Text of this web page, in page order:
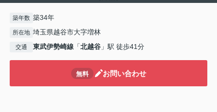
築年数 築34年
所在地 埼玉県越谷市大字増林
交通 東武伊勢崎線 「北越谷 」駅 徒歩41分
無料 お問い合わせ